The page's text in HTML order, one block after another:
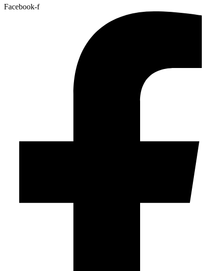
Facebook-f